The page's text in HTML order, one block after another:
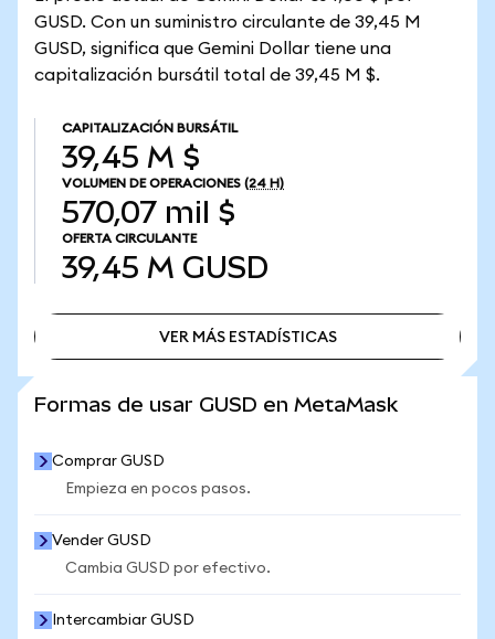
GUSD. Con un suministro circulante de 39,45 M
GUSD, significa que Gemini Dollar tiene una
capitalización bursátil total de 39,45 M $.
CAPITALIZACIÓN BURSÁTIL
39,45 M $
VOLUMEN DE OPERACIONES (24 H)
570,07 mil $
OFERTA CIRCULANTE
39,45 M GUSD
VER MÁS ESTADÍSTICAS
Formas de usar GUSD en MetaMask
Comprar GUSD
Empieza en pocos pasos.
Vender GUSD
Cambia GUSD por efectivo.
Intercambiar GUSD